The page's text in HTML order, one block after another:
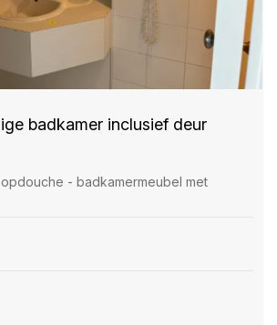
badkamer inclusief deur
- badkamermeubel met